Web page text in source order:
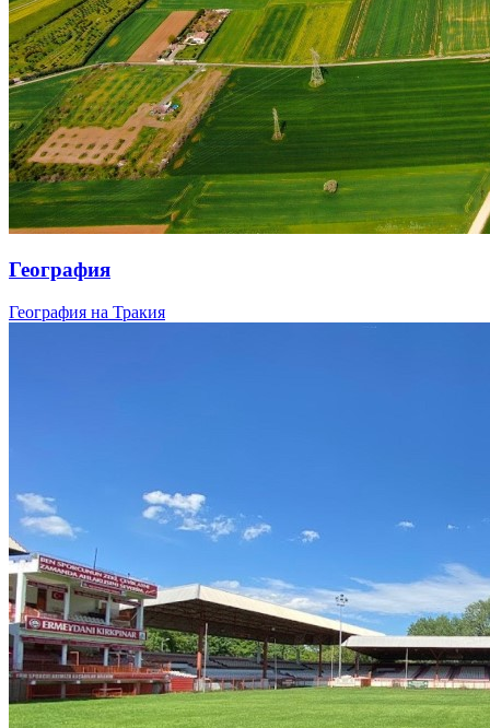
География
География на Тракия